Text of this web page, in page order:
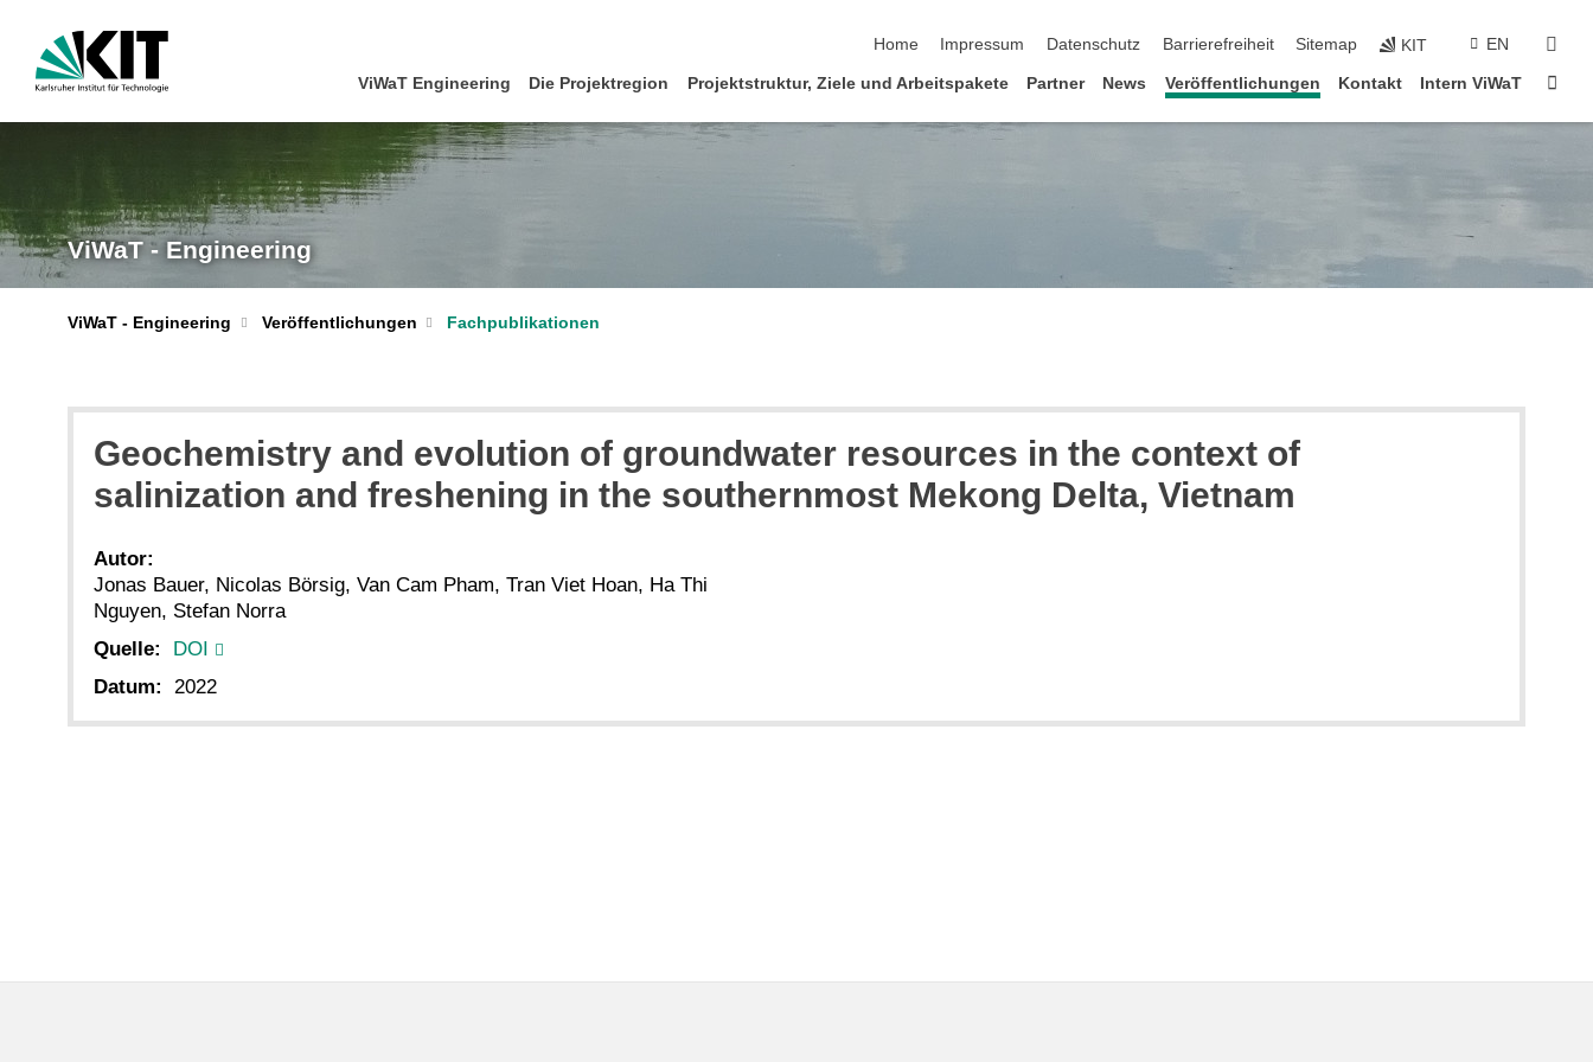
Home
Impressum Datenschutz Barrierefreiheit Sitemap KIT EN
ViWaT Engineering Die Projektregion Projektstruktur, Ziele und Arbeitspakete Partner News Veröffentlichungen Kontakt Intern ViWaT
ViWaT - Engineering
ViWaT - Engineering Veröffentlichungen Fachpublikationen
Geochemistry and evolution of groundwater resources in the context of
salinization and freshening in the southernmost Mekong Delta, Vietnam
Autor:
Jonas Bauer, Nicolas Börsig, Van Cam Pham, Tran Viet Hoan, Ha Thi
Nguyen, Stefan Norra
Quelle:
DOI
Datum:
2022